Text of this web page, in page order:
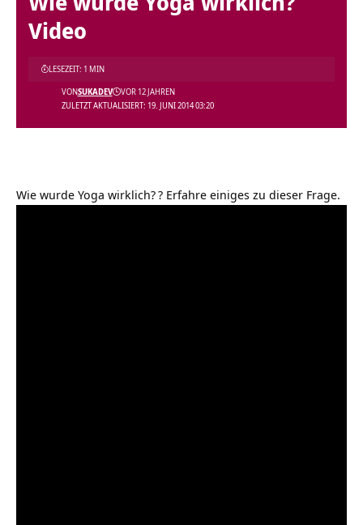
Video
ZULETZT AKTUALISIERT: 19. JUNI 2014 03:20
VONSUKADEV VOR 12 JAHREN
LESEZEIT: 1 MIN
Wie wurde Yoga wirklich?? Erfahre einiges zu dieser Frage.